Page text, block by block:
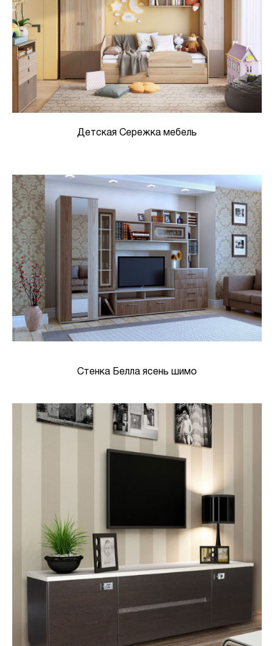
Детская Сережка мебель
Стенка Белла ясень шимо